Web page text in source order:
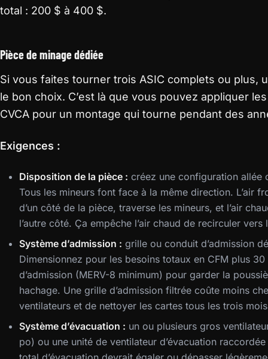
total : 200 $ à 400 $.
Pièce de minage dédiée
Si vous faites tourner trois ASIC complets ou plus,
le bon choix. C’est là que vous pouvez appliquer
CVCA pour un montage qui tourne pendant des
Exigences :
Disposition de la pièce : créez une configuration allée
Tous les mineurs font face à la même direction. L’air
d’un côté de la pièce, traverse les mineurs, et l’air
l’autre côté. Ça empêche l’air chaud de recirculer vers
Système d’admission : grille ou conduit d’admission
Dimensionnez pour les besoins totaux en CFM plus
d’admission (MERV-8 minimum) pour garder la
hachage. Une grille d’admission filtrée coûte moins
ventilateurs et de nettoyer les cartes tous les trois
Système d’évacuation : un ou plusieurs gros
po) ou une unité de ventilateur d’évacuation raccordée